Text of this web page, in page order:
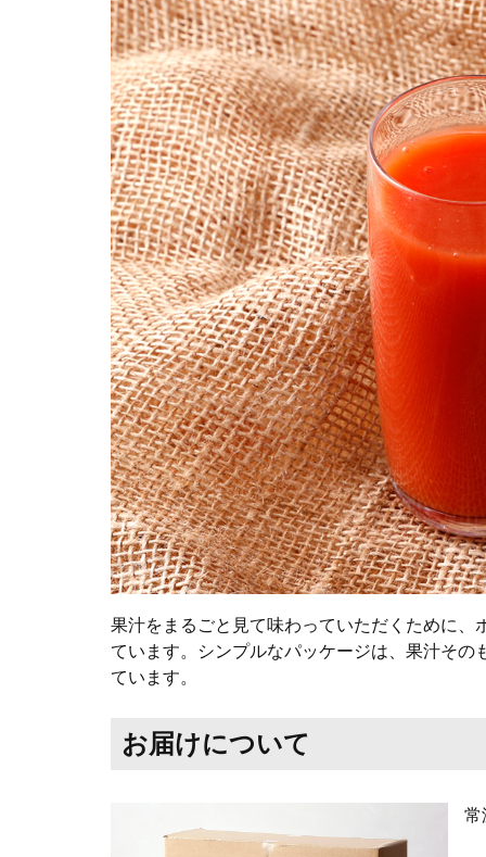
果汁をまるごと見て味わっていただくために、
ています。シンプルなパッケージは、果汁その
ています。
お届けについて
常